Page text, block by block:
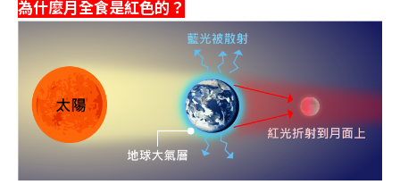
為什麼月全食是紅色的？